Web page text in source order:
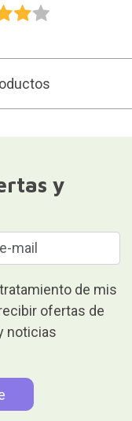
y
de mis
ofertas de
noticias